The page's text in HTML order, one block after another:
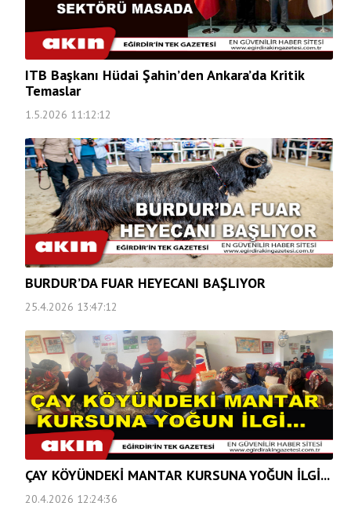
ITB Başkanı Hüdai Şahin’den Ankara’da Kritik
Temaslar
1.5.2026 11:12:12
BURDUR’DA FUAR HEYECANI BAŞLIYOR
25.4.2026 13:47:12
ÇAY KÖYÜNDEKİ MANTAR KURSUNA YOĞUN İLGİ...
20.4.2026 12:24:36